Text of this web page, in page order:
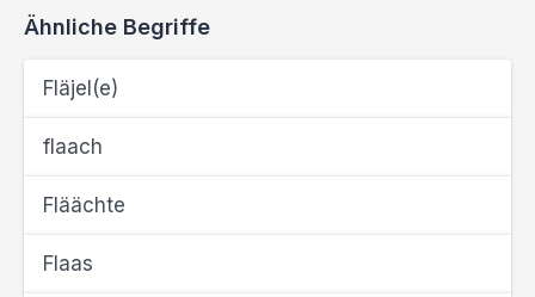
Ähnliche Begriffe
Fläjel(e)
flaach
Fläächte
Flaas